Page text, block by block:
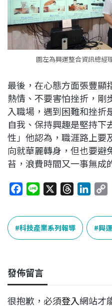
圖左為興運整合資訊總經
最後，在心態方面張豐顯
熱情、不要害怕挫折，剛
入職場，遇到困難和挫折
自我、保持興趣是堅持下
性」他認為，職涯路上要
向就華麗轉身，但也要避
苔，浪費時間又一事無成
c
e
b
o
k
n
e
r
e
a
n
k
e
p
y
L
科技產業系列報導 興
發佈留言
很抱歉，必須登入網站才